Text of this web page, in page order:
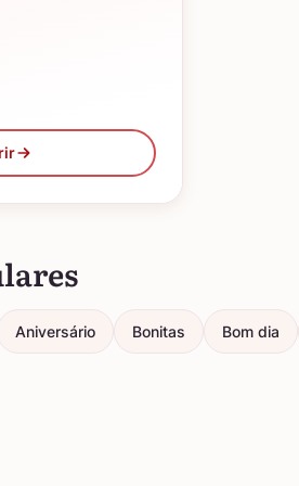
Aniversário Bonitas Bom dia